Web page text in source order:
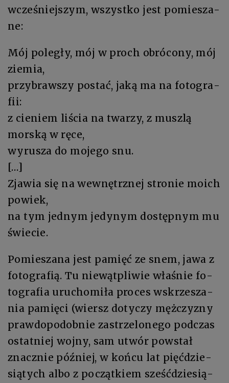
wcze­śniej­szym, wszyst­ko jest pomie­sza­
ne:
Mój po­le­gły, mój w proch ob­ró­co­ny, mój
zie­mia,
przy­braw­szy po­stać, ja­ką ma na fo­to­gra­
fii:
z cie­niem li­ścia na twa­rzy, z musz­lą
mor­ską w rę­ce,
wy­ru­sza do mo­je­go snu.
[…]
Zja­wia się na we­wnętrz­nej stro­nie mo­ich
po­wiek,
na tym jed­nym je­dy­nym do­stęp­nym mu
świe­cie.
Po­mie­sza­na jest pa­mięć ze snem, ja­wa z
fo­to­gra­fią. Tu nie­wąt­pli­wie wła­śnie fo­
to­gra­fia uru­cho­mi­ła pro­ces wskrze­sza­
nia pa­mię­ci (wiersz dotyczy męż­czy­zny
praw­do­po­dob­nie za­strze­lo­ne­go pod­czas
ostat­niej woj­ny, sam utwór po­wstał
znacz­nie póź­niej, w koń­cu lat pięć­dzie­
sią­tych al­bo z począt­kiem sześć­dzie­sią­